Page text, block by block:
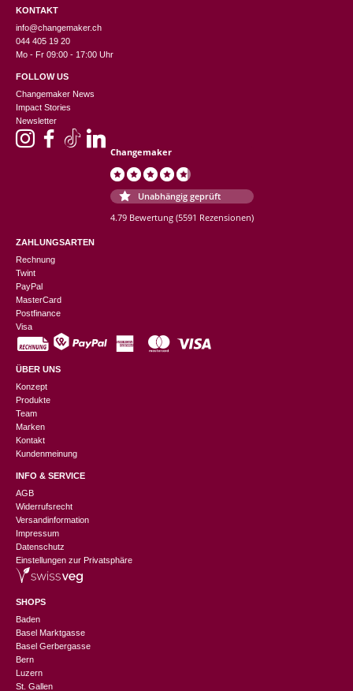
KONTAKT
info@changemaker.ch
044 405 19 20
Mo - Fr 09:00 - 17:00 Uhr
FOLLOW US
Changemaker News
Impact Stories
Newsletter
Changemaker
Unabhängig geprüft
4.79 Bewertung (5591 Rezensionen)
ZAHLUNGSARTEN
Rechnung
Twint
PayPal
MasterCard
Postfinance
Visa
ÜBER UNS
Konzept
Produkte
Team
Marken
Kontakt
Kundenmeinung
INFO & SERVICE
AGB
Widerrufsrecht
Versandinformation
Impressum
Datenschutz
Einstellungen zur Privatsphäre
SHOPS
Baden
Basel Marktgasse
Basel Gerbergasse
Bern
Luzern
St. Gallen